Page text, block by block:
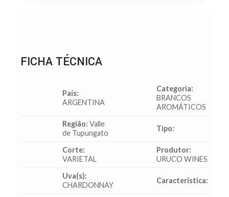
FICHA TÉCNICA
País:
ARGENTINA
Categoria:
BRANCOS
AROMÁTICOS
Região: Valle
de Tupungato
Tipo:
Corte:
VARIETAL
Produtor:
URUCO WINES
Uva(s):
CHARDONNAY
Característica: